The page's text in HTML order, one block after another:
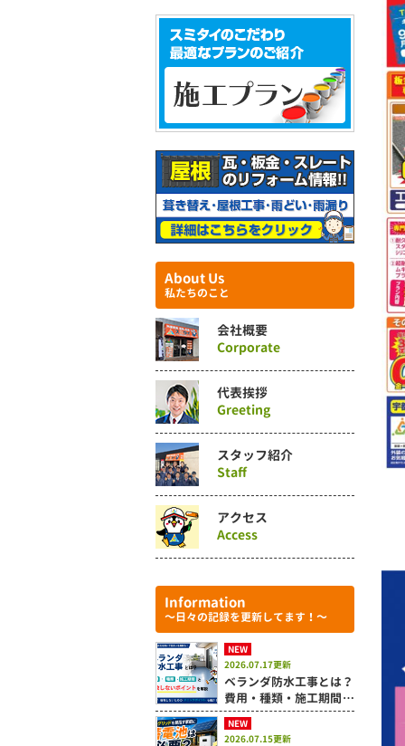
About Us
私たちのこと
会社概要
Corporate
代表挨拶
Greeting
スタッフ紹介
Staff
アクセス
Access
Information
～日々の記録を更新してます！～
NEW
2026.07.17更新
ベランダ防水工事とは？
費用・種類・施工期間と
失敗しないポイントを解
説
NEW
2026.07.15更新